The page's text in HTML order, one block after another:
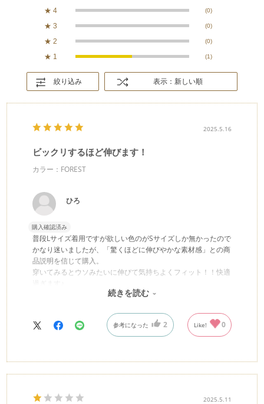
★ 4 (0)
★ 3 (0)
★ 2 (0)
★ 1 (1)
絞り込み 表示：新しい順
2025.5.16
ビックリするほど伸びます！
カラー：FOREST
ひろ
購入確認済み
普段Lサイズ着用ですが欲しい色のがSサイズしか無かったので
かなり迷いましたが、「驚くほどに伸びやかな素材感」との商
品説明を信じて購入。
穿いてみるとウソみたいに伸びて気持ちよくフィット！！快適
きっとリピートすると思います(^^)
続きを読む
参考になった 2 Like! 0
2025.5.11